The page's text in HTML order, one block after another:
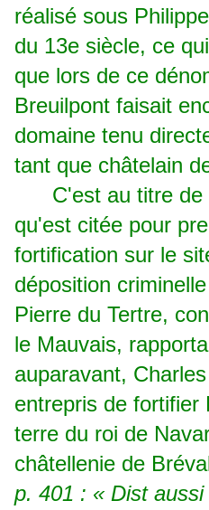
réalisé sous
du 13e siècle, ce
que lors de ce
Breuilpont faisait
domaine tenu
tant que châtelain
C'est au titre de
qu'est citée pour
fortification sur le
déposition
Pierre du Tertre,
le Mauvais,
auparavant,
entrepris de fortifier
terre du roi de
châtellenie de
p. 401 : « Dist